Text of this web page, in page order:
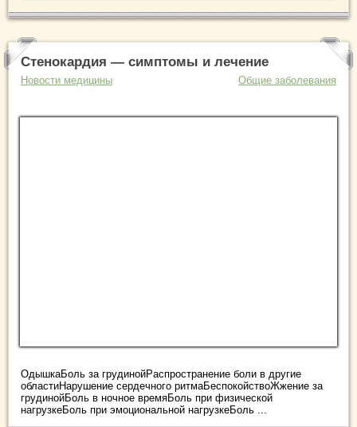
Стенокардия — симптомы и лечение
Новости медицины Общие заболевания
ОдышкаБоль за грудинойРаспространение боли в другие
областиНарушение сердечного ритмаБеспокойствоЖжение за
грудинойБоль в ночное времяБоль при физической
нагрузкеБоль при эмоциональной нагрузкеБоль ...